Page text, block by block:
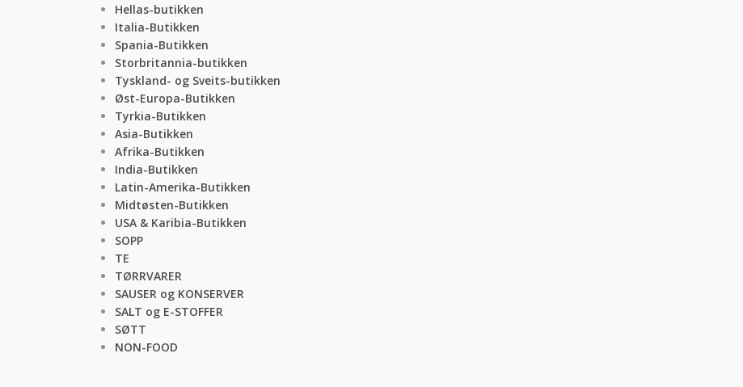
Hellas-butikken
Italia-Butikken
Spania-Butikken
Storbritannia-butikken
Tyskland- og Sveits-butikken
Øst-Europa-Butikken
Tyrkia-Butikken
Asia-Butikken
Afrika-Butikken
India-Butikken
Latin-Amerika-Butikken
Midtøsten-Butikken
USA & Karibia-Butikken
SOPP
TE
TØRRVARER
SAUSER og KONSERVER
SALT og E-STOFFER
SØTT
NON-FOOD